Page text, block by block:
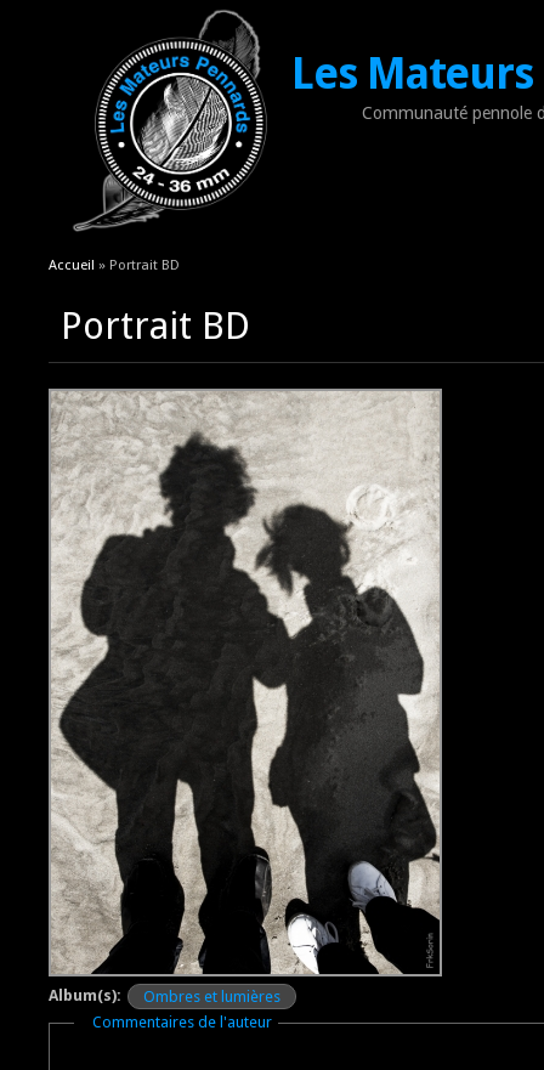
Les
Communauté pennole
Vous êtes ici
Accueil » Portrait BD
Portrait BD
Album(s):
Ombres et lumières
Masquer
Commentaires de l'auteur